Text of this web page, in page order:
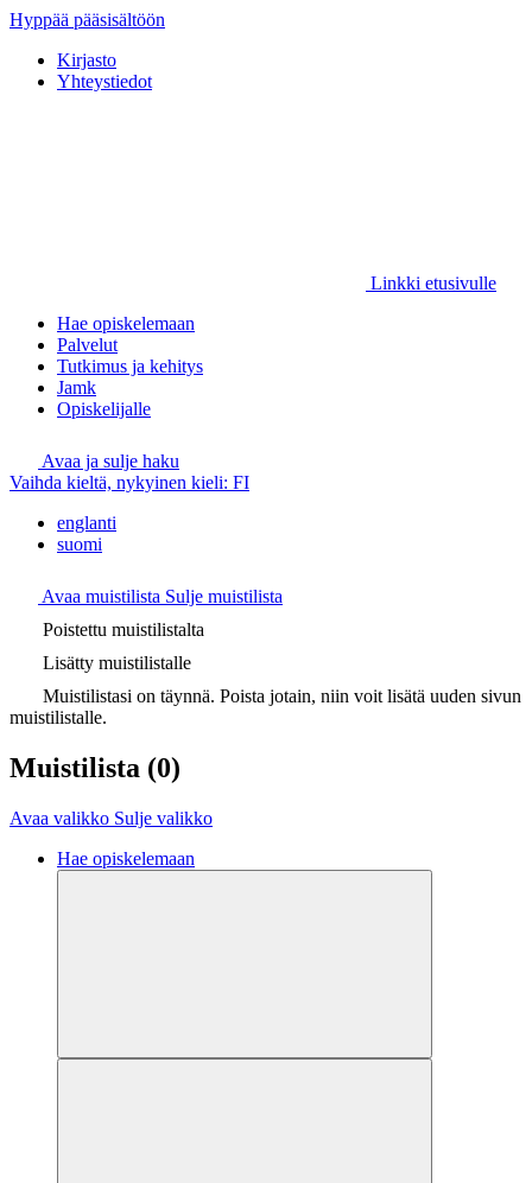
Hyppää pääsisältöön
Kirjasto
Yhteystiedot
Linkki etusivulle
Hae opiskelemaan
Palvelut
Tutkimus ja kehitys
Jamk
Opiskelijalle
Avaa ja sulje haku
Vaihda kieltä, nykyinen kieli: FI
englanti
suomi
Avaa muistilista Sulje muistilista
Poistettu muistilistalta
Lisätty muistilistalle
Muistilistasi on täynnä. Poista jotain, niin voit lisätä uuden sivun
muistilistalle.
Muistilista (0)
Avaa valikko Sulje valikko
Hae opiskelemaan